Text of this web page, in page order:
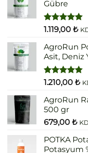
Gübre
5 üzerinden
oy
aldı
1.119,00 ₺
AgroRun
Asit, Deniz
5 üzerinden
oy
aldı
1.210,00 ₺
AgroRun
500 gr
679,00 ₺
POTKA
Potasyum